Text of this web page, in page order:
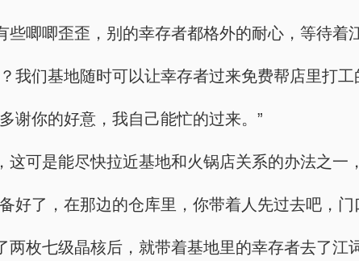
些唧唧歪歪，别的幸存者都格外的耐心，等待着
我们基地随时可以让幸存者过来免费帮店里打工
谢你的好意，我自己能忙的过来。”
这可是能尽快拉近基地和火锅店关系的办法之一
好了，在那边的仓库里，你带着人先过去吧，
两枚七级晶核后，就带着基地里的幸存者去了江